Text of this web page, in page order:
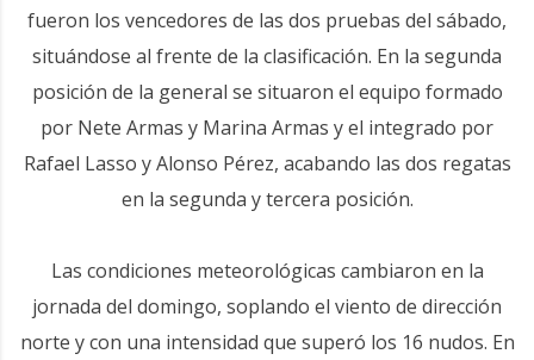
fueron los vencedores de las dos pruebas del sábado,
situándose al frente de la clasificación. En la segunda
posición de la general se situaron el equipo formado
por Nete Armas y Marina Armas y el integrado por
Rafael Lasso y Alonso Pérez, acabando las dos regatas
en la segunda y tercera posición.
Las condiciones meteorológicas cambiaron en la
jornada del domingo, soplando el viento de dirección
norte y con una intensidad que superó los 16 nudos. En